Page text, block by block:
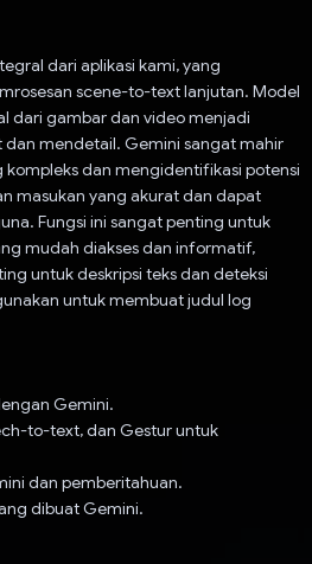
dari aplikasi kami, yang
scene-to-text lanjutan. Model
dari gambar dan video menjadi
dan mendetail. Gemini sangat mahir
dan mengidentifikasi potensi
masukan yang akurat dan dapat
Fungsi ini sangat penting untuk
mudah diakses dan informatif,
untuk deskripsi teks dan deteksi
untuk membuat judul log
Gemini.
to-text, dan Gestur untuk
dan pemberitahuan.
dibuat Gemini.